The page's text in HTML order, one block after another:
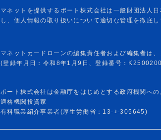
マネットカードローンの編集責任者および編集者は
(登録年月日：令和8年1月9日、登録番号：
ポート株式会社は金融庁をはじめとする政府機関への
適格機関投資家
有料職業紹介事業者(厚生労働省：13-ﾕ-305645)